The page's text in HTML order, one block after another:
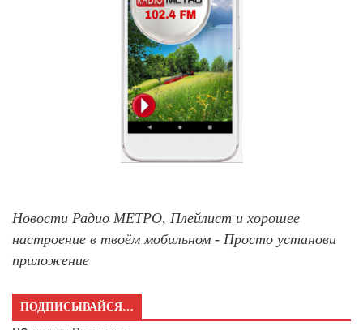
Новости Радио МЕТРО, Плейлист и хорошее
настроение в твоём мобильном - Просто установи
приложение
ПОДПИСЫВАЙСЯ…